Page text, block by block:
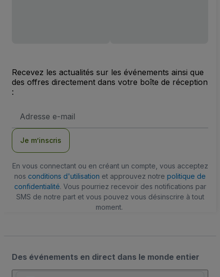
Recevez les actualités sur les événements ainsi que
des offres directement dans votre boîte de réception
:
e-
Je m’inscris
En vous connectant ou en créant un compte, vous acceptez
nos conditions d'utilisation et approuvez notre politique de
confidentialité. Vous pourriez recevoir des notifications par
SMS de notre part et vous pouvez vous désinscrire à tout
moment.
Des événements en direct dans le monde entier